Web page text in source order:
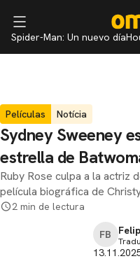
Spider-Man: Un nuevo día
Películas Notícia
Sydney Sweeney
estrella de
Ruby Rose culpa a la actriz
película biográfica de
2 min de lectura
FB